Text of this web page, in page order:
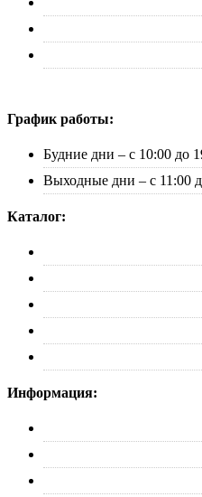
График работы:
Будние дни – с 10:00 до
Выходные дни – с 11:00
Каталог:
Информация: